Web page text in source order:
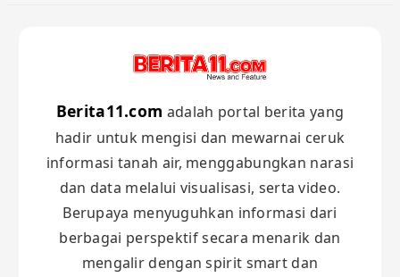
Berita11.com adalah portal berita yang
hadir untuk mengisi dan mewarnai ceruk
informasi tanah air, menggabungkan narasi
dan data melalui visualisasi, serta video.
Berupaya menyuguhkan informasi dari
berbagai perspektif secara menarik dan
mengalir dengan spirit smart dan